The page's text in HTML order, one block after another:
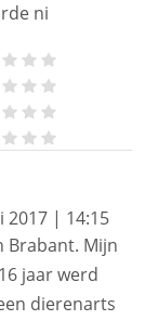
ni
2017 | 14:15
Brabant. Mijn
jaar werd
dierenarts